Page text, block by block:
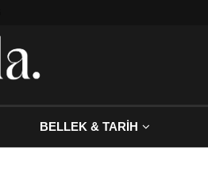
BELLEK & TARİH